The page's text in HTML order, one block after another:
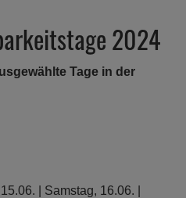
2024
Tage in der
| Samstag, 16.06. |